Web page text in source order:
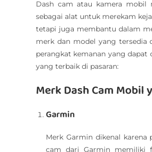
Dash cam atau kamera mobil
sebagai alat untuk merekam
tetapi juga membantu dalam
merk dan model yang tersedia
perangkat kemanan yang dapat
yang terbaik di pasaran:
Merk Dash Cam Mobil
Garmin
Merk Garmin dikenal
cam dari Garmin memiliki